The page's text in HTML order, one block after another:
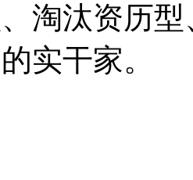
、淘汰资历
实干家。